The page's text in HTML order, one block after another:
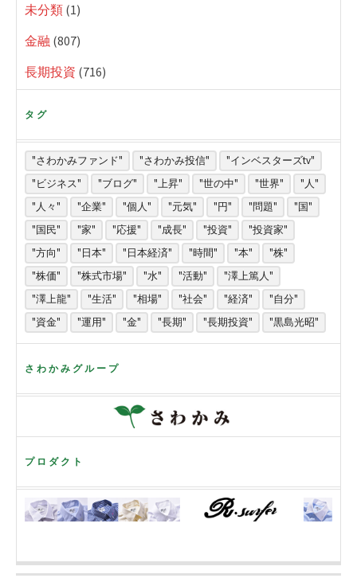
未分類 (1)
金融 (807)
長期投資 (716)
タグ
"さわかみファンド" "さわかみ投信"
"インベスターズtv"
"ビジネス"
"ブログ" "上昇" "世の中" "世界"
"人"
"人々"
"企業" "個人" "元気" "円" "問題"
"国"
"国民"
"家" "応援" "成長" "投資"
"投資家"
"方向"
"日本" "日本経済" "時間" "本"
"株"
"株価"
"株式市場" "水" "活動"
"澤上篤人"
"澤上龍"
"生活" "相場" "社会" "経済"
"自分"
"資金"
"運用" "金" "長期" "長期投資" "黒島光昭"
さわかみグループ
プロダクト